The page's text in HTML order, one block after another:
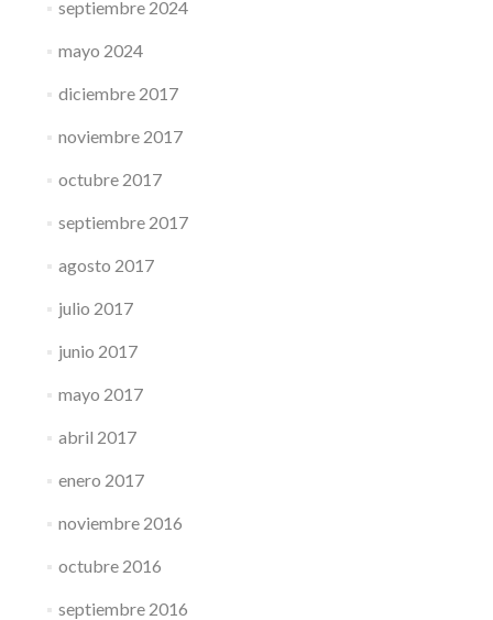
septiembre 2024
mayo 2024
diciembre 2017
noviembre 2017
octubre 2017
septiembre 2017
agosto 2017
julio 2017
junio 2017
mayo 2017
abril 2017
enero 2017
noviembre 2016
octubre 2016
septiembre 2016